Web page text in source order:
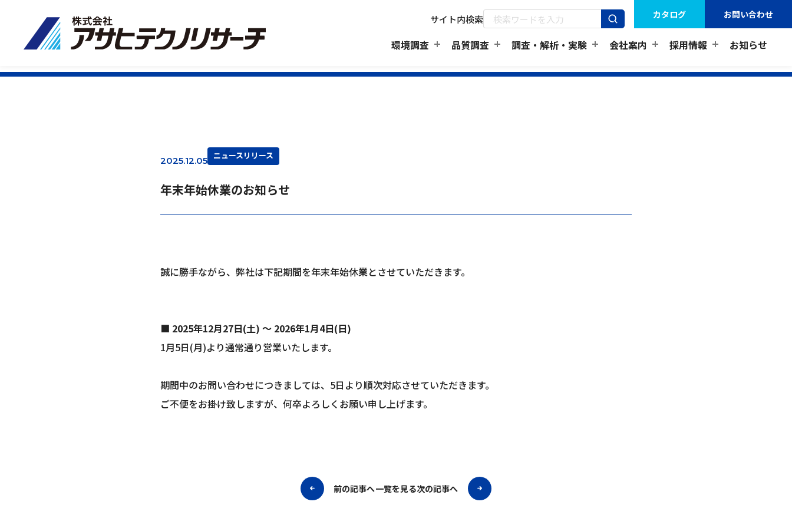
サイト内検索 カタログ お問い合わせ
環境調査 品質調査 調査・解析・実験 会社案内 採用情報 お知らせ
2025.12.05 ニュースリリース
年末年始休業のお知らせ
誠に勝手ながら、弊社は下記期間を年末年始休業とさせていただきます。
■ 2025年12月27日(土) ～ 2026年1月4日(日)
1月5日(月)より通常通り営業いたします。
期間中のお問い合わせにつきましては、5日より順次対応させていただきます。
ご不便をお掛け致しますが、何卒よろしくお願い申し上げます。
前の記事へ一覧を見る次の記事へ